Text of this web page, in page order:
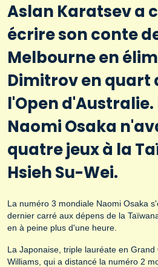
Aslan Karatsev a
écrire son conte
Melbourne en
Dimitrov en quart
l'Open d'Australie.
Naomi Osaka
quatre jeux à la
Hsieh Su-Wei.
La numéro 3 mondiale Naomi Osaka
dernier carré aux dépens de la
en à peine plus d'une heure.
La Japonaise, triple lauréate en
Williams, qui a distancé la numéro 2